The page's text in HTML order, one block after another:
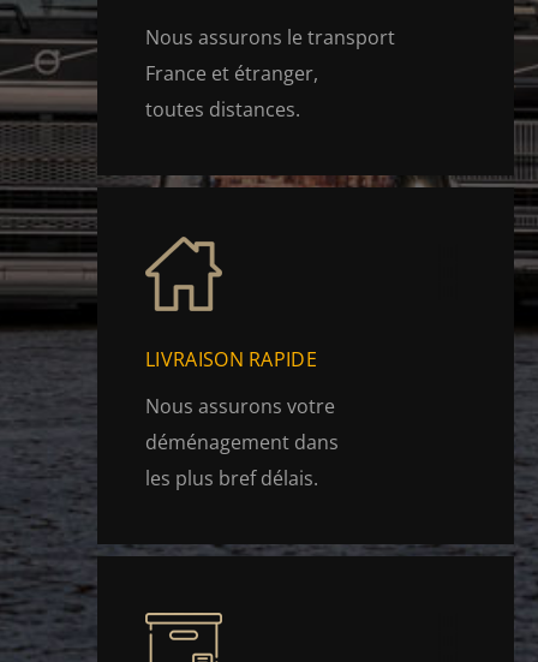
Nous assurons le transport
France et étranger,
toutes distances.
LIVRAISON RAPIDE
Nous assurons votre
déménagement dans
les plus bref délais.